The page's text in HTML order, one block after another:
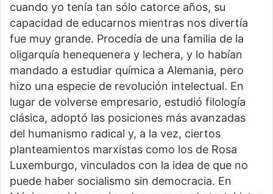
cuando yo tenía tan sólo catorce años, su
capacidad de educarnos mientras nos divertía
fue muy grande. Procedía de una familia de la
oligarquía henequenera y lechera, y lo habían
mandado a estudiar química a Alemania, pero
hizo una especie de revolución intelectual. En
lugar de volverse empresario, estudió filología
clásica, adoptó las posiciones más avanzadas
del humanismo radical y, a la vez, ciertos
planteamientos marxistas como los de Rosa
Luxemburgo, vinculados con la idea de que no
puede haber socialismo sin democracia. En